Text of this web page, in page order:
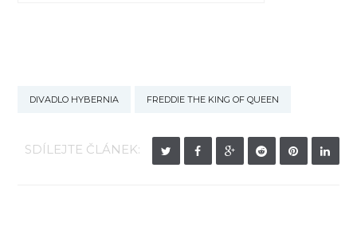
DIVADLO HYBERNIA FREDDIE THE KING OF QUEEN
SDÍLEJTE ČLÁNEK: